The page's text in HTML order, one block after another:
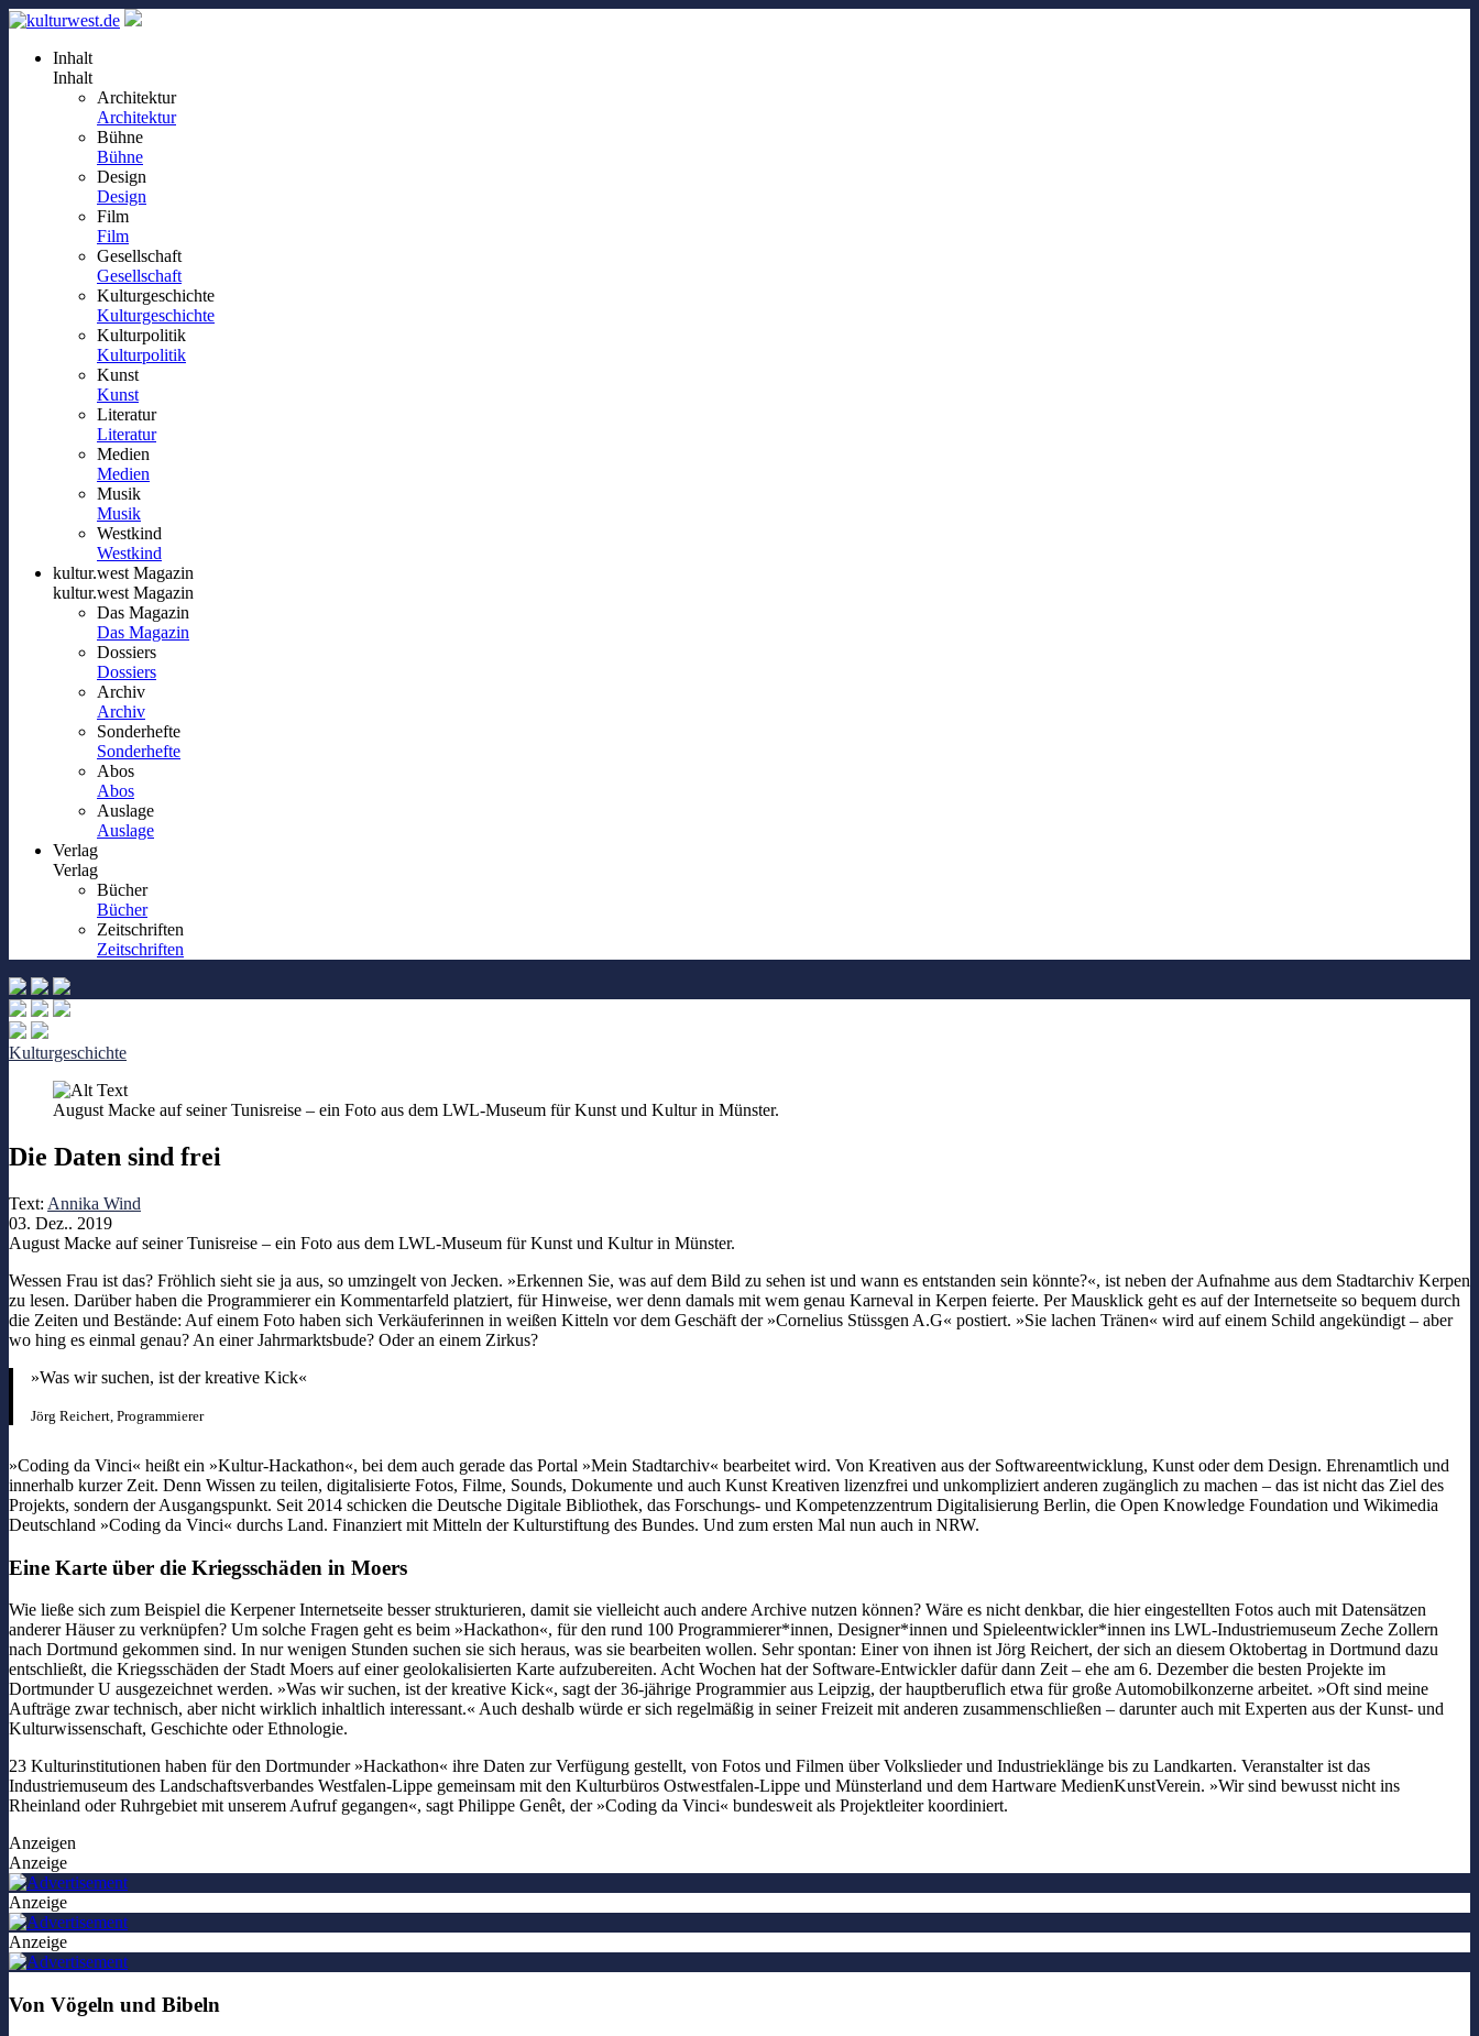
Inhalt
Inhalt
Architektur
Architektur
Bühne
Bühne
Design
Design
Film
Film
Gesellschaft
Gesellschaft
Kulturgeschichte
Kulturgeschichte
Kulturpolitik
Kulturpolitik
Kunst
Kunst
Literatur
Literatur
Medien
Medien
Musik
Musik
Westkind
Westkind
kultur.west Magazin
kultur.west Magazin
Das Magazin
Das Magazin
Dossiers
Dossiers
Archiv
Archiv
Sonderhefte
Sonderhefte
Abos
Abos
Auslage
Auslage
Verlag
Verlag
Bücher
Bücher
Zeitschriften
Zeitschriften
Kulturgeschichte
August Macke auf seiner Tunisreise – ein Foto aus dem LWL-Museum für Kunst und Kultur in Münster.
Die Daten sind frei
Text: Annika Wind
03. Dez.. 2019
August Macke auf seiner Tunisreise – ein Foto aus dem LWL-Museum für Kunst und Kultur in Münster.
Wessen Frau ist das? Fröhlich sieht sie ja aus, so umzingelt von Jecken. »Erkennen Sie, was auf dem Bild zu sehen ist und wann es entstanden sein könnte?«, ist neben der Aufnahme aus dem Stadtarchiv Kerpen
zu lesen. Darüber haben die Programmierer ein Kommentarfeld platziert, für Hinweise, wer denn damals mit wem genau Karneval in Kerpen feierte. Per Mausklick geht es auf der Internetseite so bequem durch
die Zeiten und Bestände: Auf einem Foto haben sich Verkäuferinnen in weißen Kitteln vor dem Geschäft der »Cornelius Stüssgen A.G« postiert. »Sie lachen Tränen« wird auf einem Schild angekündigt – aber
wo hing es einmal genau? An einer Jahrmarktsbude? Oder an einem Zirkus?
»Was wir suchen, ist der kreative Kick«
Jörg Reichert, Programmierer
»Coding da Vinci« heißt ein »Kultur-Hackathon«, bei dem auch gerade das Portal »Mein Stadtarchiv« bearbeitet wird. Von Kreativen aus der Softwareentwicklung, Kunst oder dem Design. Ehrenamtlich und
innerhalb kurzer Zeit. Denn Wissen zu teilen, digitalisierte Fotos, Filme, Sounds, Dokumente und auch Kunst Kreativen lizenzfrei und unkompliziert anderen zugänglich zu machen – das ist nicht das Ziel des
Projekts, sondern der Ausgangspunkt. Seit 2014 schicken die Deutsche Digitale Bibliothek, das Forschungs- und Kompetenzzentrum Digitalisierung Berlin, die Open Knowledge Foundation und Wikimedia
Deutschland »Coding da Vinci« durchs Land. Finanziert mit Mitteln der Kulturstiftung des Bundes. Und zum ersten Mal nun auch in NRW.
Eine Karte über die Kriegsschäden in Moers
Wie ließe sich zum Beispiel die Kerpener Internetseite besser strukturieren, damit sie vielleicht auch andere Archive nutzen können? Wäre es nicht denkbar, die hier eingestellten Fotos auch mit Datensätzen
anderer Häuser zu verknüpfen? Um solche Fragen geht es beim »Hackathon«, für den rund 100 Programmierer*innen, Designer*innen und Spieleentwickler*innen ins LWL-Industriemuseum Zeche Zollern
nach Dortmund gekommen sind. In nur wenigen Stunden suchen sie sich heraus, was sie bearbeiten wollen. Sehr spontan: Einer von ihnen ist Jörg Reichert, der sich an diesem Oktobertag in Dortmund dazu
entschließt, die Kriegsschäden der Stadt Moers auf einer geolokalisierten Karte aufzubereiten. Acht Wochen hat der Software-Entwickler dafür dann Zeit – ehe am 6. Dezember die besten Projekte im
Dortmunder U ausgezeichnet werden. »Was wir suchen, ist der kreative Kick«, sagt der 36-jährige Programmier aus Leipzig, der hauptberuflich etwa für große Automobilkonzerne arbeitet. »Oft sind meine
Aufträge zwar technisch, aber nicht wirklich inhaltlich interessant.« Auch deshalb würde er sich regelmäßig in seiner Freizeit mit anderen zusammenschließen – darunter auch mit Experten aus der Kunst- und
Kulturwissenschaft, Geschichte oder Ethnologie.
23 Kulturinstitutionen haben für den Dortmunder »Hackathon« ihre Daten zur Verfügung gestellt, von Fotos und Filmen über Volkslieder und Industrieklänge bis zu Landkarten. Veranstalter ist das
Industriemuseum des Landschaftsverbandes Westfalen-Lippe gemeinsam mit den Kulturbüros Ostwestfalen-Lippe und Münsterland und dem Hartware MedienKunstVerein. »Wir sind bewusst nicht ins
Rheinland oder Ruhrgebiet mit unserem Aufruf gegangen«, sagt Philippe Genêt, der »Coding da Vinci« bundesweit als Projektleiter koordiniert.
Anzeigen
Anzeige
Anzeige
Anzeige
Von Vögeln und Bibeln